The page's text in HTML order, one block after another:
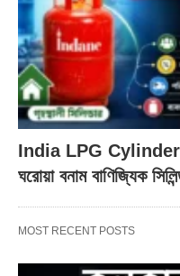
India LPG
ঘরোয়া বনাম বাণিজ্যিক
MOST RECENT POSTS